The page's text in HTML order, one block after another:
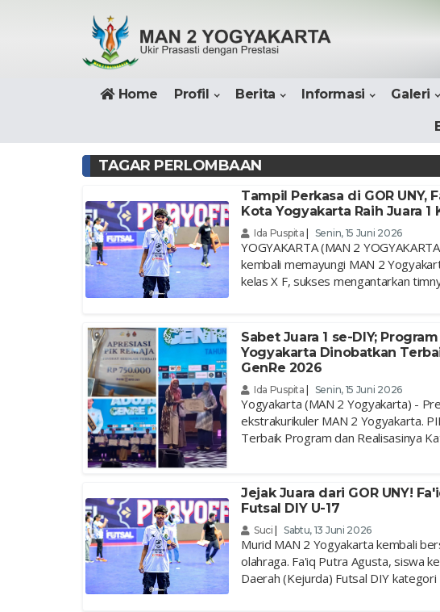
Home Profil Berita Informasi Galeri
TAGAR PERLOMBAAN
Tampil Perkasa di GOR UNY,
Kota Yogyakarta Raih Juara 1
Ida Puspita Senin, 15 Juni 2026
YOGYAKARTA (MAN 2
kembali memayungi MAN 2
kelas X F, sukses mengantarkan
Sabet Juara 1 se-DIY;
Yogyakarta Dinobatkan
GenRe 2026
Ida Puspita Senin, 15 Juni 2026
Yogyakarta (MAN 2 Yogyakarta) -
ekstrakurikuler MAN 2 Yogyakarta.
Terbaik Program dan Realisasinya
Jejak Juara dari GOR UNY!
Futsal DIY U-17
Suci Sabtu, 13 Juni 2026
Murid MAN 2 Yogyakarta kembali
olahraga. Fa'iq Putra Agusta, siswa
Daerah (Kejurda) Futsal DIY kategori